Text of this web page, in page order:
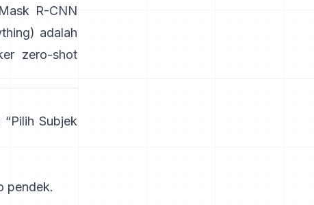
Mask R-CNN
adalah
zero-shot
“Pilih Subjek
pendek.